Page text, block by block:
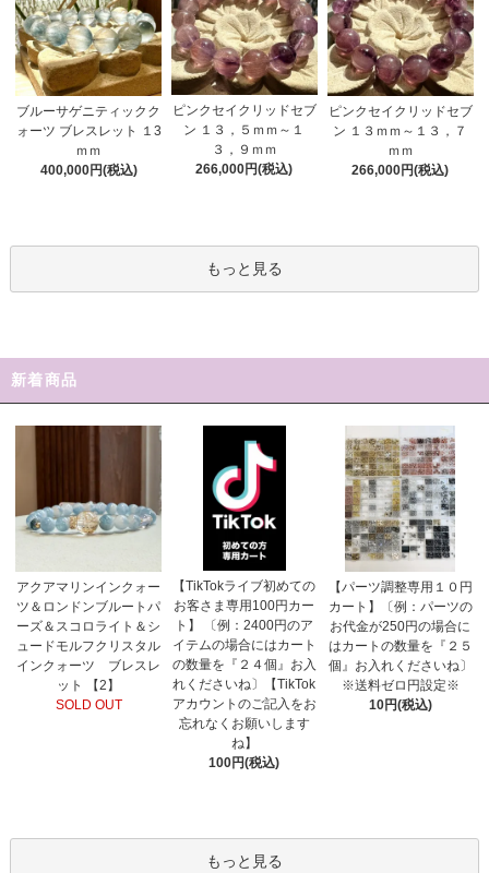
ブルーサゲニティックク
ォーツ ブレスレット １3
ｍｍ
400,000円(税込)
ピンクセイクリッドセブ
ン １３，５ｍｍ～１
３，９ｍｍ
266,000円(税込)
ピンクセイクリッドセブ
ン １３ｍｍ～１３，７
ｍｍ
266,000円(税込)
もっと見る
新着商品
アクアマリンインクォー
ツ＆ロンドンブルートパ
ーズ＆スコロライト＆シ
ュードモルフクリスタル
インクォーツ ブレスレ
ット 【2】
SOLD OUT
【TikTokライブ初めての
お客さま専用100円カー
ト】 〔例：2400円のア
イテムの場合にはカート
の数量を『２４個』お入
れくださいね〕【TikTok
アカウントのご記入をお
忘れなくお願いします
ね】
100円(税込)
【パーツ調整専用１０円
カート】〔例：パーツの
お代金が250円の場合に
はカートの数量を『２５
個』お入れくださいね〕
※送料ゼロ円設定※
10円(税込)
もっと見る